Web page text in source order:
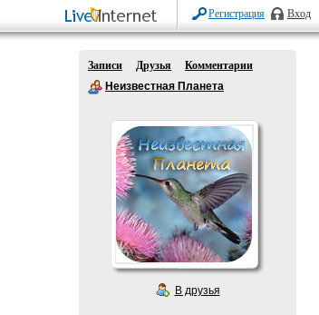
Регистрация Вход
Записи Друзья
Комментарии
Неизвестная Планета
В друзья